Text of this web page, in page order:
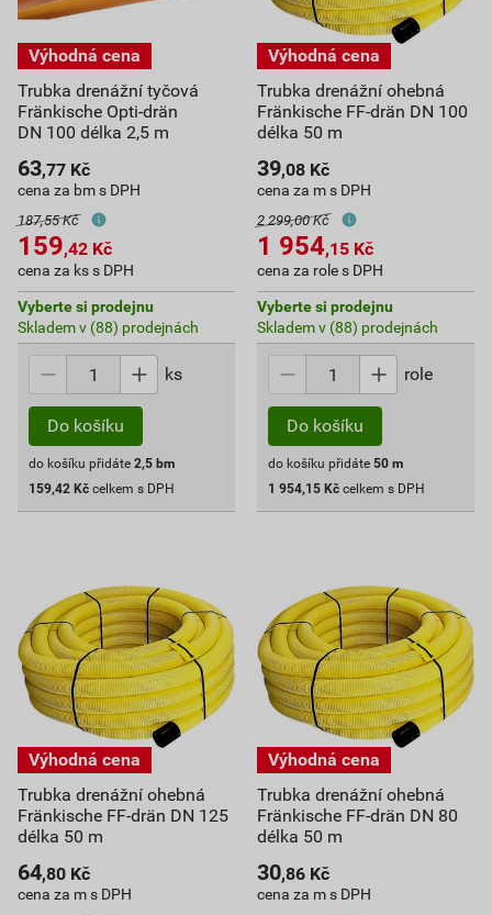
Trubka drenážní tyčová
Fränkische Opti-drän
DN 100 délka 2,5 m
63,77 Kč
cena za bm s DPH
187,55 Kč
159,42 Kč
cena za ks s DPH
Vyberte si prodejnu
Skladem v (88) prodejnách
ks
Do košíku
do košíku přidáte 2,5 bm
159,42 Kč celkem s DPH
Trubka drenážní ohebná
Fränkische FF-drän DN 100
délka 50 m
39,08 Kč
cena za m s DPH
2 299,00 Kč
1 954,15 Kč
cena za role s DPH
Vyberte si prodejnu
Skladem v (88) prodejnách
role
Do košíku
do košíku přidáte 50 m
1 954,15 Kč celkem s DPH
Trubka drenážní ohebná
Fränkische FF-drän DN 125
délka 50 m
64,80 Kč
cena za m s DPH
Trubka drenážní ohebná
Fränkische FF-drän DN 80
délka 50 m
30,86 Kč
cena za m s DPH